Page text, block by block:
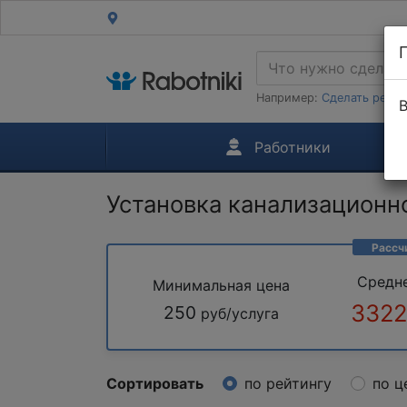
Например: Сделать
Работники
Установка
Минимальная цена
250 руб/услуга
Сортировать по рейтингу по